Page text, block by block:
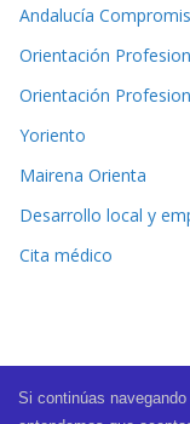
Andalucía
Orientación
Orientación
Yoriento
Mairena Orienta
Desarrollo local y
Cita médico
Copyright © 2026
Si continúas